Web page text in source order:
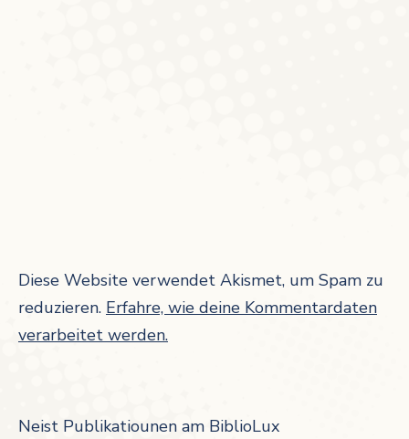
Diese Website verwendet Akismet, um Spam zu
reduzieren. Erfahre, wie deine Kommentardaten
verarbeitet werden.
Neist Publikatiounen am BiblioLux